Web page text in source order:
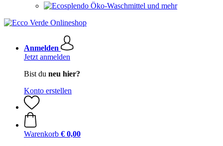
Öko-Waschmittel und mehr
Anmelden
Jetzt anmelden
Bist du neu hier?
Konto erstellen
Warenkorb € 0,00